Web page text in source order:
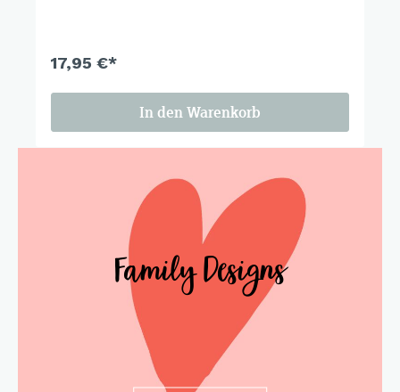
17,95 €*
In den Warenkorb
Family Designs